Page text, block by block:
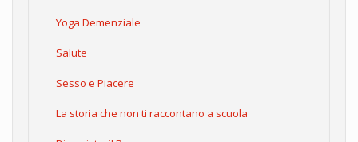
Yoga Demenziale
Salute
Sesso e Piacere
La storia che non ti raccontano a scuola